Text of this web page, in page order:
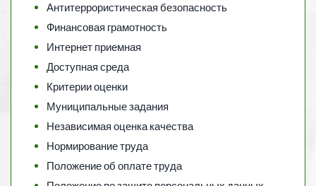
Антитеррористическая безопасность
Финансовая грамотность
Интернет приемная
Доступная среда
Критерии оценки
Муниципальные задания
Независимая оценка качества
Нормирование труда
Положение об оплате труда